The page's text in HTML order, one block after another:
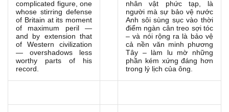
complicated figure, one
whose stirring defense
of Britain at its moment
of maximum peril —
and by extension that
of Western civilization
— overshadows less
worthy parts of his
record.
nhân vật phức tạp, là
người mà sự bảo vệ nước
Anh sôi sùng sục vào thời
điểm ngàn cân treo sợi tóc
– và nói rộng ra là bảo vệ
cả nền văn minh phương
Tây – làm lu mờ những
phần kém xứng đáng hơn
trong lý lịch của ông.